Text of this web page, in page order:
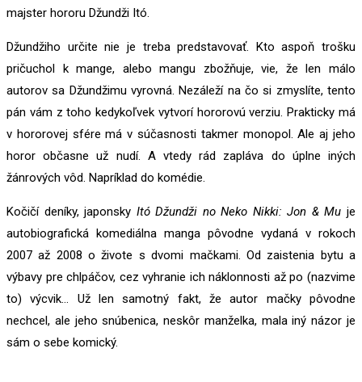
majster hororu Džundži Itó.
Džundžiho určite nie je treba predstavovať. Kto aspoň trošku
pričuchol k mange, alebo mangu zbožňuje, vie, že len málo
autorov sa Džundžimu vyrovná. Nezáleží na čo si zmyslíte, tento
pán vám z toho kedykoľvek vytvorí hororovú verziu. Prakticky má
v hororovej sfére má v súčasnosti takmer monopol. Ale aj jeho
horor občasne už nudí. A vtedy rád zapláva do úplne iných
žánrových vôd. Napríklad do komédie.
Kočičí deníky, japonsky Itó Džundži no Neko Nikki: Jon & Mu je
autobiografická komediálna manga pôvodne vydaná v rokoch
2007 až 2008 o živote s dvomi mačkami. Od zaistenia bytu a
výbavy pre chlpáčov, cez vyhranie ich náklonnosti až po (nazvime
to) výcvik… Už len samotný fakt, že autor mačky pôvodne
nechcel, ale jeho snúbenica, neskôr manželka, mala iný názor je
sám o sebe komický.